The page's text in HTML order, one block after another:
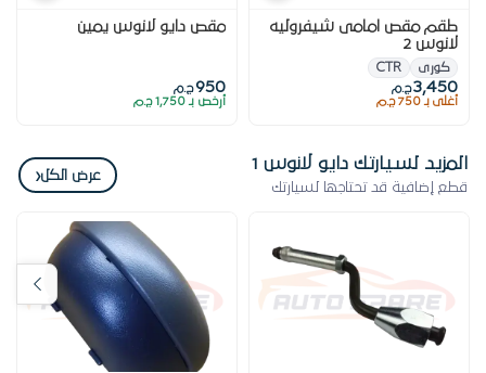
طقم مقص امامى شيفروليه
لانوس 2
كورى CTR
3,450ج.م
أغلى بـ 750 ج.م
مقص دايو لانوس يمين
950ج.م
أرخص بـ 1,750 ج.م
المزيد لسيارتك دايو لانوس 1
قطع إضافية قد تحتاجها لسيارتك
عرض الكل‹